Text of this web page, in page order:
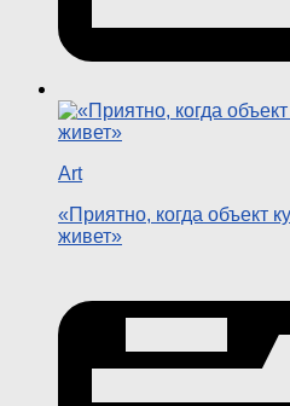
Art
«Приятно, когда объект
живет»